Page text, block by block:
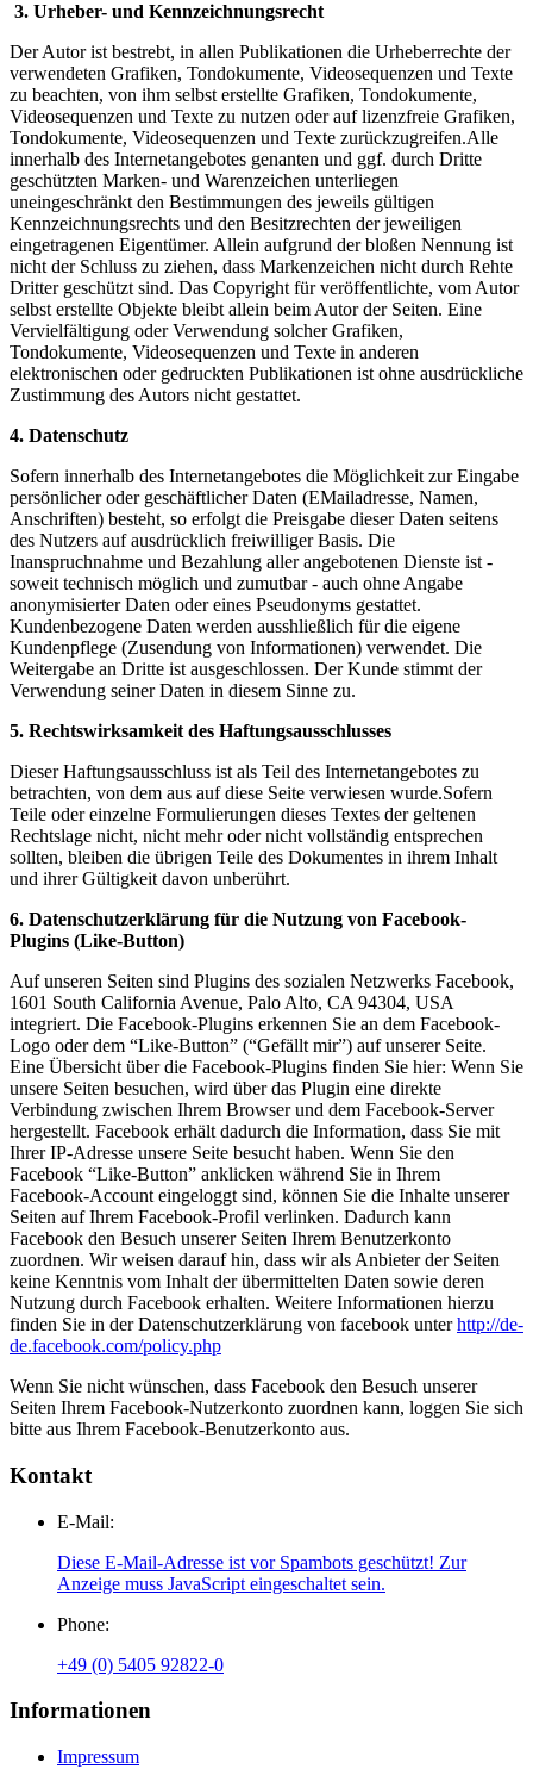
3. Urheber- und Kennzeichnungsrecht
Der Autor ist bestrebt, in allen Publikationen die Urheberrechte der
verwendeten Grafiken, Tondokumente, Videosequenzen und Texte
zu beachten, von ihm selbst erstellte Grafiken, Tondokumente,
Videosequenzen und Texte zu nutzen oder auf lizenzfreie Grafiken,
Tondokumente, Videosequenzen und Texte zurückzugreifen.Alle
innerhalb des Internetangebotes genanten und ggf. durch Dritte
geschützten Marken- und Warenzeichen unterliegen
uneingeschränkt den Bestimmungen des jeweils gültigen
Kennzeichnungsrechts und den Besitzrechten der jeweiligen
eingetragenen Eigentümer. Allein aufgrund der bloßen Nennung ist
nicht der Schluss zu ziehen, dass Markenzeichen nicht durch Rehte
Dritter geschützt sind. Das Copyright für veröffentlichte, vom Autor
selbst erstellte Objekte bleibt allein beim Autor der Seiten. Eine
Vervielfältigung oder Verwendung solcher Grafiken,
Tondokumente, Videosequenzen und Texte in anderen
elektronischen oder gedruckten Publikationen ist ohne ausdrückliche
Zustimmung des Autors nicht gestattet.
4. Datenschutz
Sofern innerhalb des Internetangebotes die Möglichkeit zur Eingabe
persönlicher oder geschäftlicher Daten (EMailadresse, Namen,
Anschriften) besteht, so erfolgt die Preisgabe dieser Daten seitens
des Nutzers auf ausdrücklich freiwilliger Basis. Die
Inanspruchnahme und Bezahlung aller angebotenen Dienste ist -
soweit technisch möglich und zumutbar - auch ohne Angabe
anonymisierter Daten oder eines Pseudonyms gestattet.
Kundenbezogene Daten werden ausshließlich für die eigene
Kundenpflege (Zusendung von Informationen) verwendet. Die
Weitergabe an Dritte ist ausgeschlossen. Der Kunde stimmt der
Verwendung seiner Daten in diesem Sinne zu.
5. Rechtswirksamkeit des Haftungsausschlusses
Dieser Haftungsausschluss ist als Teil des Internetangebotes zu
betrachten, von dem aus auf diese Seite verwiesen wurde.Sofern
Teile oder einzelne Formulierungen dieses Textes der geltenen
Rechtslage nicht, nicht mehr oder nicht vollständig entsprechen
sollten, bleiben die übrigen Teile des Dokumentes in ihrem Inhalt
und ihrer Gültigkeit davon unberührt.
6. Datenschutzerklärung für die Nutzung von Facebook-
Plugins (Like-Button)
Auf unseren Seiten sind Plugins des sozialen Netzwerks Facebook,
1601 South California Avenue, Palo Alto, CA 94304, USA
integriert. Die Facebook-Plugins erkennen Sie an dem Facebook-
Logo oder dem “Like-Button” (“Gefällt mir”) auf unserer Seite.
Eine Übersicht über die Facebook-Plugins finden Sie hier: Wenn Sie
unsere Seiten besuchen, wird über das Plugin eine direkte
Verbindung zwischen Ihrem Browser und dem Facebook-Server
hergestellt. Facebook erhält dadurch die Information, dass Sie mit
Ihrer IP-Adresse unsere Seite besucht haben. Wenn Sie den
Facebook “Like-Button” anklicken während Sie in Ihrem
Facebook-Account eingeloggt sind, können Sie die Inhalte unserer
Seiten auf Ihrem Facebook-Profil verlinken. Dadurch kann
Facebook den Besuch unserer Seiten Ihrem Benutzerkonto
zuordnen. Wir weisen darauf hin, dass wir als Anbieter der Seiten
keine Kenntnis vom Inhalt der übermittelten Daten sowie deren
Nutzung durch Facebook erhalten. Weitere Informationen hierzu
finden Sie in der Datenschutzerklärung von facebook unter http://de-
de.facebook.com/policy.php
Wenn Sie nicht wünschen, dass Facebook den Besuch unserer
Seiten Ihrem Facebook-Nutzerkonto zuordnen kann, loggen Sie sich
bitte aus Ihrem Facebook-Benutzerkonto aus.
Kontakt
E-Mail:
Diese E-Mail-Adresse ist vor Spambots geschützt! Zur
Anzeige muss JavaScript eingeschaltet sein.
Phone:
+49 (0) 5405 92822-0
Informationen
Impressum